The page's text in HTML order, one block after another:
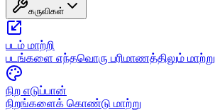
கருவிகள்
படம் மாற்றி
படங்களை எந்தவொரு பரிமாணத்திலும் மாற்று
நிற எடுப்பான்
நிறங்களைக் கொண்டு மாற்று